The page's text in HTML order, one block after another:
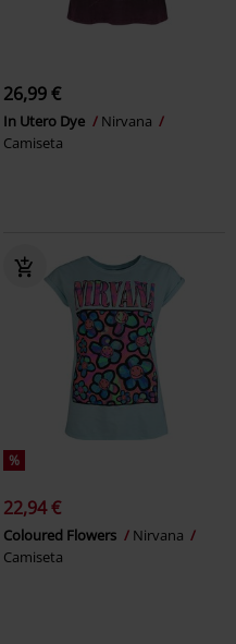
26,99 €
In Utero Dye
Nirvana
Camiseta
%
22,94 €
Coloured Flowers
Nirvana
Camiseta